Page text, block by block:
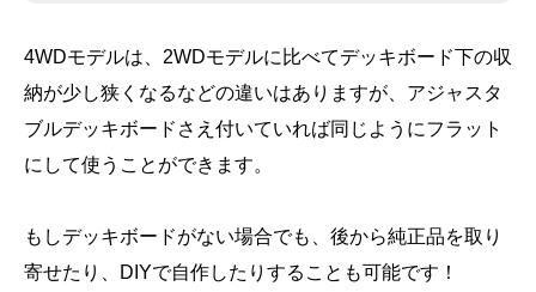
4WDモデルは、2WDモデルに比べてデッキボード下の収
納が少し狭くなるなどの違いはありますが、アジャスタ
ブルデッキボードさえ付いていれば同じようにフラット
にして使うことができます。
もしデッキボードがない場合でも、後から純正品を取り
寄せたり、DIYで自作したりすることも可能です！